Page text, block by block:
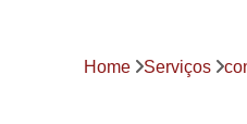
Home Serviços